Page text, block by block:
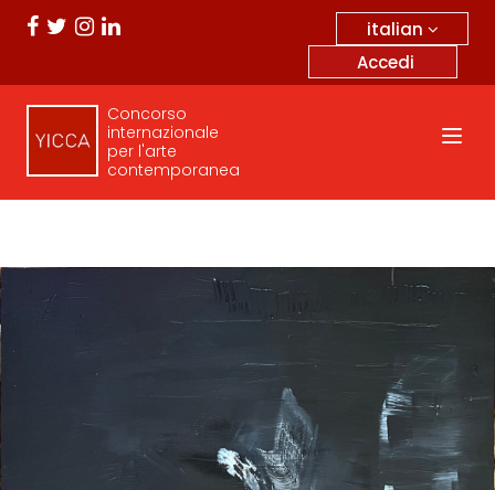
italian
Accedi
Concorso
internazionale
per l'arte
contemporanea